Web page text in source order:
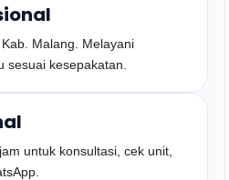
Malang. Melayani
sesuai kesepakatan.
untuk konsultasi, cek unit,